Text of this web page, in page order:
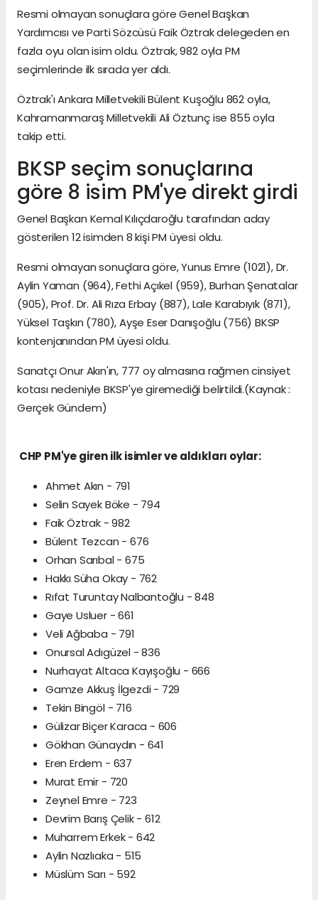
Resmi olmayan sonuçlara göre Genel Başkan
Yardımcısı ve Parti Sözcüsü Faik Öztrak delegeden en
fazla oyu olan isim oldu. Öztrak, 982 oyla PM
seçimlerinde ilk sırada yer aldı.
Öztrak'ı Ankara Milletvekili Bülent Kuşoğlu 862 oyla,
Kahramanmaraş Milletvekili Ali Öztunç ise 855 oyla
takip etti.
BKSP seçim sonuçlarına
göre 8 isim PM'ye direkt girdi
Genel Başkan Kemal Kılıçdaroğlu tarafından aday
gösterilen 12 isimden 8 kişi PM üyesi oldu.
Resmi olmayan sonuçlara göre, Yunus Emre (1021), Dr.
Aylin Yaman (964), Fethi Açıkel (959), Burhan Şenatalar
(905), Prof. Dr. Ali Rıza Erbay (887), Lale Karabıyık (871),
Yüksel Taşkın (780), Ayşe Eser Danışoğlu (756) BKSP
kontenjanından PM üyesi oldu.
Sanatçı Onur Akın'ın, 777 oy almasına rağmen cinsiyet
kotası nedeniyle BKSP'ye giremediği belirtildi.(Kaynak :
Gerçek Gündem)
CHP PM'ye giren ilk isimler ve aldıkları oylar:
Ahmet Akın - 791
Selin Sayek Böke - 794
Faik Öztrak - 982
Bülent Tezcan - 676
Orhan Sarıbal - 675
Hakkı Süha Okay - 762
Rıfat Turuntay Nalbantoğlu - 848
Gaye Usluer - 661
Veli Ağbaba - 791
Onursal Adıgüzel - 836
Nurhayat Altaca Kayışoğlu - 666
Gamze Akkuş İlgezdi - 729
Tekin Bingöl - 716
Gülizar Biçer Karaca - 606
Gökhan Günaydın - 641
Eren Erdem - 637
Murat Emir - 720
Zeynel Emre - 723
Devrim Barış Çelik - 612
Muharrem Erkek - 642
Aylin Nazlıaka - 515
Müslüm Sarı - 592